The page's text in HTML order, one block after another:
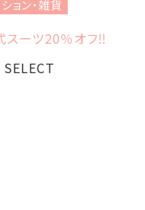
ョン・雑貨
スーツ20％オフ‼︎